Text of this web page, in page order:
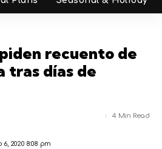
recuento de
tras días de
2020 8:08 pm
4 Min Read